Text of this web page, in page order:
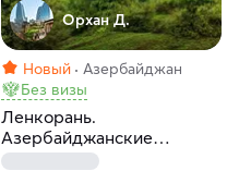
Орхан Д.
Новый
Азербайджан
Без визы
Ленкорань.
Азербайджанские
субтропики